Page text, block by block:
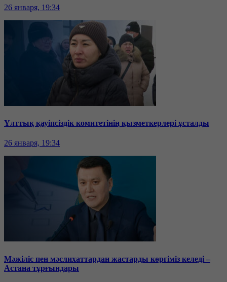
26 января, 19:34
Ұлттық қауіпсіздік комитетінің қызметкерлері ұсталды
26 января, 19:34
Мәжіліс пен мәслихаттардан жастарды көргіміз келеді –
Астана тұрғындары